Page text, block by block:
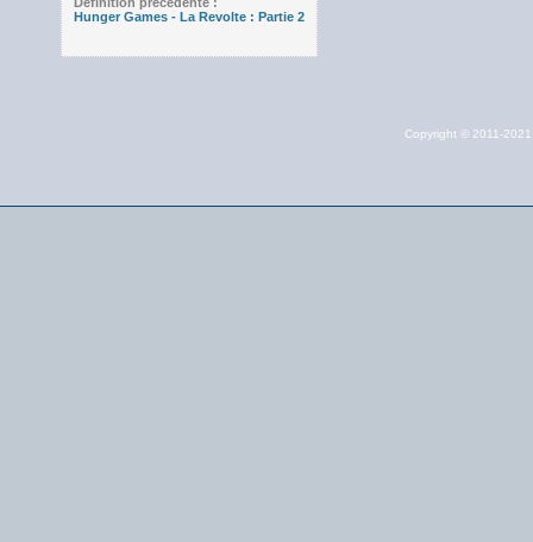
Hunger Games - La Revolte : Partie 2
Copyright © 2011-